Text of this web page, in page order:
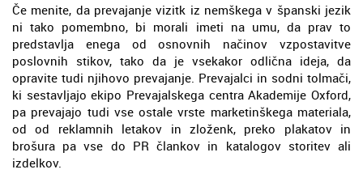
Če menite, da prevajanje vizitk iz nemškega v španski jezik
ni tako pomembno, bi morali imeti na umu, da prav to
predstavlja enega od osnovnih načinov vzpostavitve
poslovnih stikov, tako da je vsekakor odlična ideja, da
opravite tudi njihovo prevajanje. Prevajalci in sodni tolmači,
ki sestavljajo ekipo Prevajalskega centra Akademije Oxford,
pa prevajajo tudi vse ostale vrste marketinškega materiala,
od od reklamnih letakov in zloženk, preko plakatov in
brošura pa vse do PR člankov in katalogov storitev ali
izdelkov.